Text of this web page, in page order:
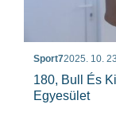
Sport72025. 10. 23.
180, Bull És
Egyesület